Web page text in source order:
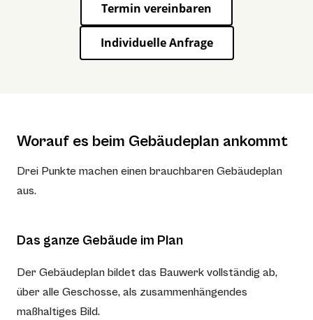
Termin vereinbaren
Individuelle Anfrage
Worauf es beim Gebäudeplan ankommt
Drei Punkte machen einen brauchbaren Gebäudeplan
aus.
Das ganze Gebäude im Plan
Der Gebäudeplan bildet das Bauwerk vollständig ab,
über alle Geschosse, als zusammenhängendes
maßhaltiges Bild.